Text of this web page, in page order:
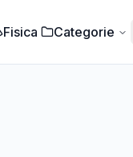
Fisica Categorie